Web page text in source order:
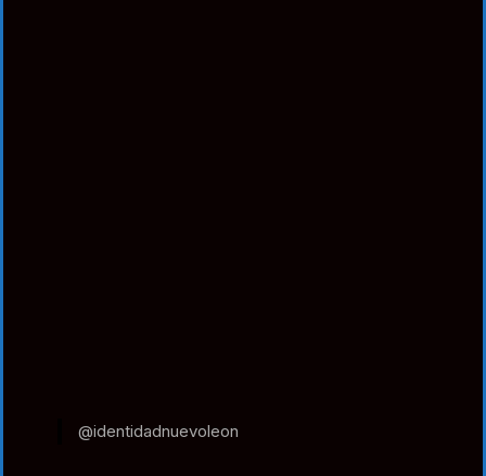
@identidadnuevoleon